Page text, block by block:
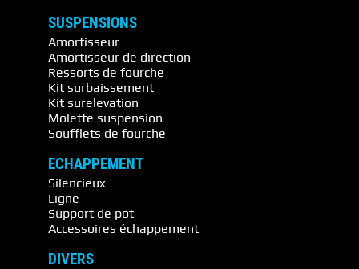
SUSPENSIONS
Amortisseur
Amortisseur de direction
Ressorts de fourche
Kit surbaissement
Kit surelevation
Molette suspension
Soufflets de fourche
ECHAPPEMENT
Silencieux
Ligne
Support de pot
Accessoires échappement
DIVERS